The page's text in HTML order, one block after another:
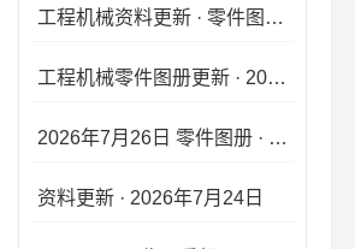
工程机械零件图册更新 · 2026年7月26日
2026年7月26日 零件图册 · 维修手册 · 最新更新
资料更新 · 2026年7月24日
2026-07-22 临工重机LGMG S1413系列剪叉式高空作业平台 零件手册大全更新